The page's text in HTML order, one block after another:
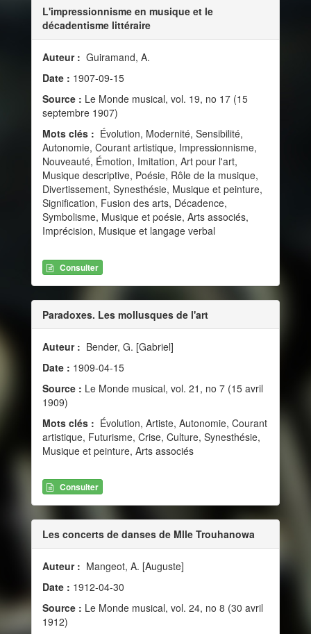
L'impressionnisme en musique et le
décadentisme littéraire
Auteur : Guiramand, A.
Date : 1907-09-15
Source : Le Monde musical, vol. 19, no 17 (15
septembre 1907)
Mots clés : Évolution, Modernité, Sensibilité,
Autonomie, Courant artistique, Impressionnisme,
Nouveauté, Émotion, Imitation, Art pour l'art,
Musique descriptive, Poésie, Rôle de la musique,
Divertissement, Synesthésie, Musique et peinture,
Signification, Fusion des arts, Décadence,
Symbolisme, Musique et poésie, Arts associés,
Imprécision, Musique et langage verbal
Consulter
Paradoxes. Les mollusques de l'art
Auteur : Bender, G. [Gabriel]
Date : 1909-04-15
Source : Le Monde musical, vol. 21, no 7 (15 avril
1909)
Mots clés : Évolution, Artiste, Autonomie, Courant
artistique, Futurisme, Crise, Culture, Synesthésie,
Musique et peinture, Arts associés
Consulter
Les concerts de danses de Mlle Trouhanowa
Auteur : Mangeot, A. [Auguste]
Date : 1912-04-30
Source : Le Monde musical, vol. 24, no 8 (30 avril
1912)